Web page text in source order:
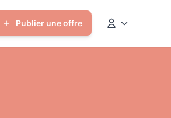
Publier une offre